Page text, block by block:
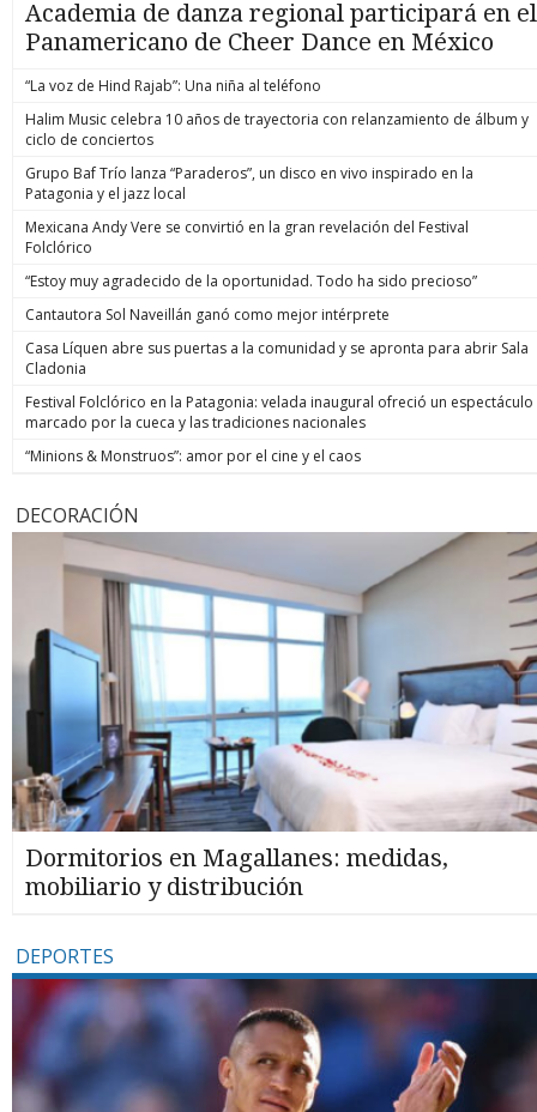
Academia de danza regional participará en el
Panamericano de Cheer Dance en México
“La voz de Hind Rajab”: Una niña al teléfono
Halim Music celebra 10 años de trayectoria con relanzamiento de álbum y
ciclo de conciertos
Grupo Baf Trío lanza “Paraderos”, un disco en vivo inspirado en la
Patagonia y el jazz local
Mexicana Andy Vere se convirtió en la gran revelación del Festival
Folclórico
“Estoy muy agradecido de la oportunidad. Todo ha sido precioso”
Cantautora Sol Naveillán ganó como mejor intérprete
Casa Líquen abre sus puertas a la comunidad y se apronta para abrir Sala
Cladonia
Festival Folclórico en la Patagonia: velada inaugural ofreció un espectáculo
marcado por la cueca y las tradiciones nacionales
“Minions & Monstruos”: amor por el cine y el caos
DECORACIÓN
Dormitorios en Magallanes: medidas,
mobiliario y distribución
DEPORTES